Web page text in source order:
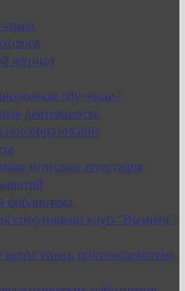
журнал
обучение»
деятельность
образование
итоговая аттестация
библиотека
спортивный клуб “Вымпел”
этики, противодействие